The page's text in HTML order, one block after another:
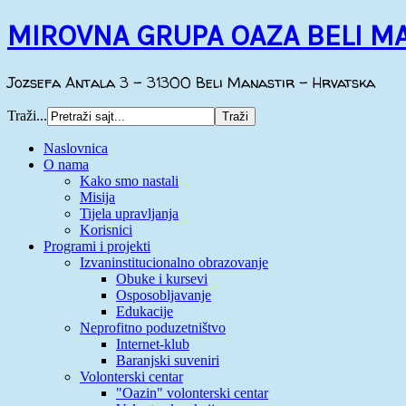
MIROVNA GRUPA OAZA BELI
Jozsefa Antala 3 - 31300 Beli Manastir - Hrvatska
Traži...
Naslovnica
O nama
Kako smo nastali
Misija
Tijela upravljanja
Korisnici
Programi i projekti
Izvaninstitucionalno obrazovanje
Obuke i kursevi
Osposobljavanje
Edukacije
Neprofitno poduzetništvo
Internet-klub
Baranjski suveniri
Volonterski centar
"Oazin" volonterski centar